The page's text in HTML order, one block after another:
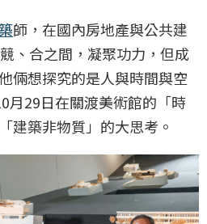
師，在國內房地產與公共建
、合之間，凝聚功力，但成
倆想探究的是人與時間與空
月29日在關渡美術館的「時
建築非物質」的大思考。